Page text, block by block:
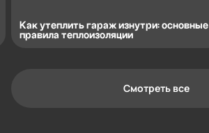
Как утеплить гараж изнутри: основные
правила теплоизоляции
Смотреть все